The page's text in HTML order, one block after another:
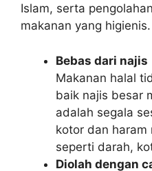
Islam, serta
makanan yang higienis.
Bebas dari najis
Makanan halal
baik najis besar
adalah segala
kotor dan haram
seperti darah,
Diolah dengan